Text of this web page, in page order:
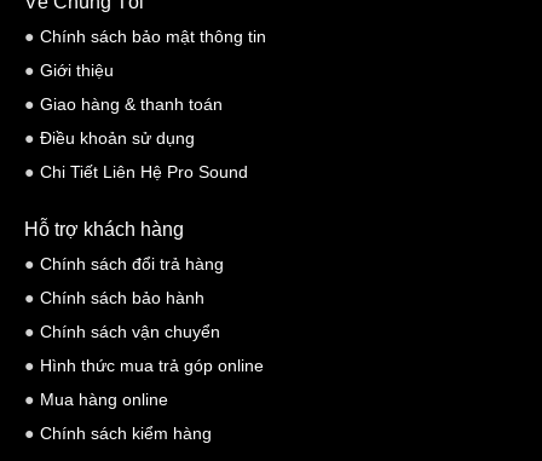
Chính sách bảo mật thông tin
Giới thiệu
Giao hàng & thanh toán
Điều khoản sử dụng
Chi Tiết Liên Hệ Pro Sound
Hỗ trợ khách hàng
Chính sách đổi trả hàng
Chính sách bảo hành
Chính sách vận chuyển
Hình thức mua trả góp online
Mua hàng online
Chính sách kiểm hàng